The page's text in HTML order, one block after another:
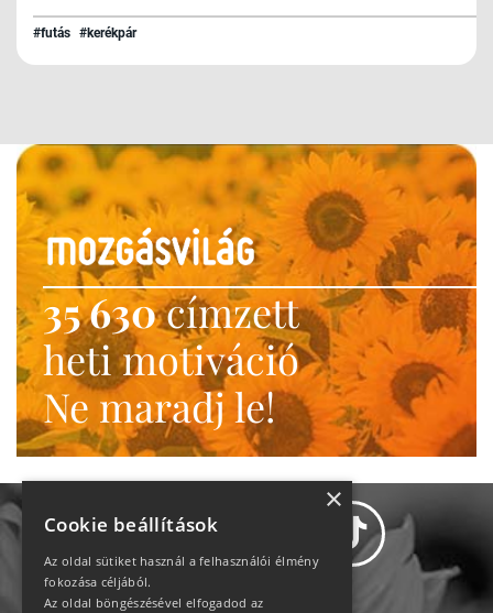
#futás #kerékpár
35 630címzett
heti motiváció
Ne maradj le!
×
Cookie beállítások
Az oldal sütiket használ a felhasználói élmény
fokozása céljából.
Az oldal böngészésével elfogadod az